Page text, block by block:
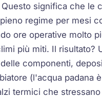
significa che le
regime per mesi
ore operative molto
più miti. Il risultato?
componenti,
(l'acqua padana
termici che